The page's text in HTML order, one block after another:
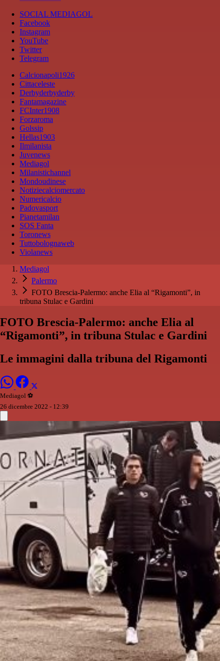
SOCIAL MEDIAGOL
Facebook
Instagram
YouTube
Twitter
Telegram
Calcionapoli1926
Cittaceleste
Derbyderbyderby
Fantamagazine
FCInter1908
Forzaroma
Golssip
Hellas1903
Ilmilanista
Juvenews
Mediagol
Milanistichannel
Mondoudinese
Notiziecalciomercato
Numericalcio
Padovasport
Pianetamilan
SOS Fanta
Toronews
Tuttobolognaweb
Violanews
Mediagol
Palermo
FOTO Brescia-Palermo: anche Elia al “Rigamonti”, in
tribuna Stulac e Gardini
FOTO Brescia-Palermo: anche Elia al
“Rigamonti”, in tribuna Stulac e Gardini
Le immagini dalla tribuna del Rigamonti
Mediagol ⚽️️
26 dicembre 2022 - 12:39